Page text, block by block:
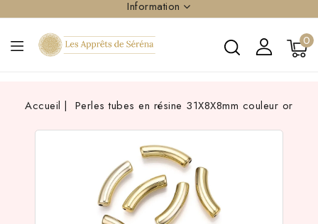
Information
0
Accueil Perles tubes en résine 31X8X8mm couleur or